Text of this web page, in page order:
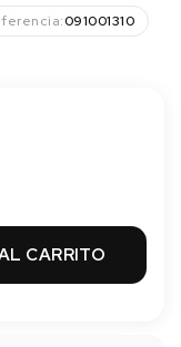
091001310
CARRITO